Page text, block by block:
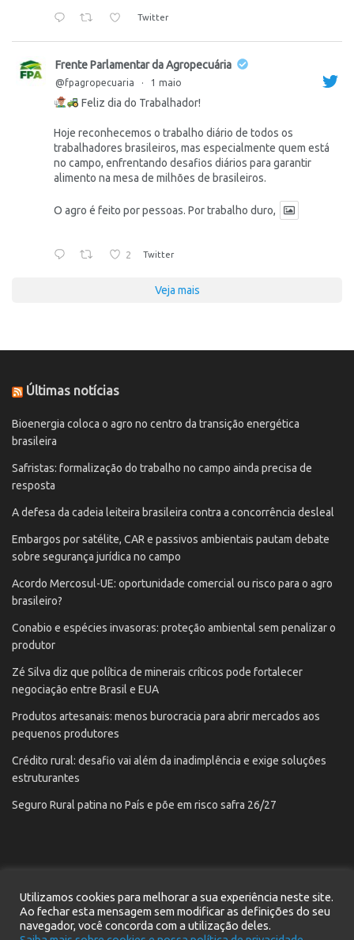
Twitter
Frente Parlamentar da Agropecuária
@fpagropecuaria · 1 maio
Feliz dia do Trabalhador!
Hoje reconhecemos o trabalho diário de todos os
trabalhadores brasileiros, mas especialmente quem está
no campo, enfrentando desafios diários para garantir
alimento na mesa de milhões de brasileiros.
O agro é feito por pessoas. Por trabalho duro,
2 Twitter
Veja mais
Últimas notícias
Bioenergia coloca o agro no centro da transição energética
brasileira
Safristas: formalização do trabalho no campo ainda precisa de
resposta
A defesa da cadeia leiteira brasileira contra a concorrência desleal
Embargos por satélite, CAR e passivos ambientais pautam debate
sobre segurança jurídica no campo
Acordo Mercosul-UE: oportunidade comercial ou risco para o agro
brasileiro?
Conabio e espécies invasoras: proteção ambiental sem penalizar o
produtor
Zé Silva diz que política de minerais críticos pode fortalecer
negociação entre Brasil e EUA
Produtos artesanais: menos burocracia para abrir mercados aos
pequenos produtores
Crédito rural: desafio vai além da inadimplência e exige soluções
estruturantes
Seguro Rural patina no País e põe em risco safra 26/27
Início Notícias Contato
Cadastre seu e-mail
Política de privacidade
Utilizamos cookies para melhorar a sua experiência neste site.
Ao fechar esta mensagem sem modificar as definições do seu
navegador, você concorda com a utilização deles.